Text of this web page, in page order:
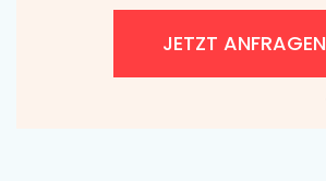
JETZT ANFRAGEN